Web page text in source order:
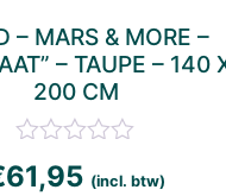
– MARS & MORE –
– TAUPE – 140
200 CM
61,95 (incl. btw)